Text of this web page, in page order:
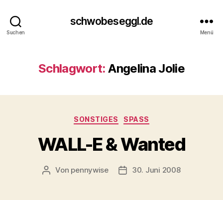
Suchen
schwobeseggl.de
Menü
Schlagwort: Angelina Jolie
Kategorien
SONSTIGES SPASS
WALL-E & Wanted
Beitragsautor
Von pennywise Veröffentlichungsdatum
30. Juni 2008